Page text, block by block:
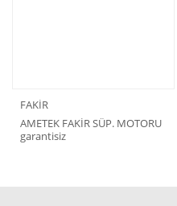
FAKİR
AMETEK FAKİR SÜP. MOTORU
garantisiz